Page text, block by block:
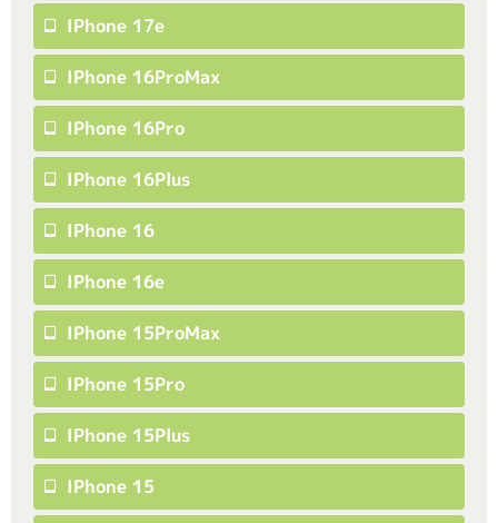
IPhone 17e
IPhone 16ProMax
IPhone 16Pro
IPhone 16Plus
IPhone 16
IPhone 16e
IPhone 15ProMax
IPhone 15Pro
IPhone 15Plus
IPhone 15